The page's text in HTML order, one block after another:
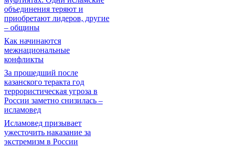
объединения теряют и
приобретают лидеров, другие
– общины
Как начинаются
межнациональные
конфликты
За прошедший после
казанского теракта год
террористическая угроза в
России заметно снизилась –
исламовед
Исламовед призывает
ужесточить наказание за
экстремизм в России